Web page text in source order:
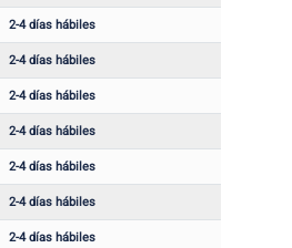
2-4 días hábiles
2-4 días hábiles
2-4 días hábiles
2-4 días hábiles
2-4 días hábiles
2-4 días hábiles
2-4 días hábiles